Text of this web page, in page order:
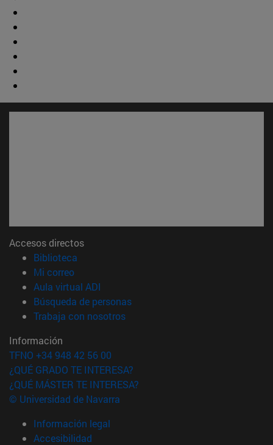
Accesos directos
Biblioteca
Mi correo(abre en nueva ventana)
Aula virtual ADI
Búsqueda de personas(abre en nueva ventana)
Trabaja con nosotros(abre en nueva ventana)
Información
TFNO +34 948 42 56 00
¿QUÉ GRADO TE INTERESA?
¿QUÉ MÁSTER TE INTERESA?
© Universidad de Navarra
Información legal
Accesibilidad